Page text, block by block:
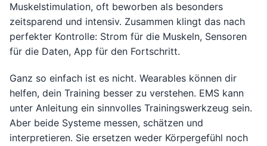
Muskelstimulation, oft beworben als besonders
zeitsparend und intensiv. Zusammen klingt das nach
perfekter Kontrolle: Strom für die Muskeln, Sensoren
für die Daten, App für den Fortschritt.
Ganz so einfach ist es nicht. Wearables können dir
helfen, dein Training besser zu verstehen. EMS kann
unter Anleitung ein sinnvolles Trainingswerkzeug sein.
Aber beide Systeme messen, schätzen und
interpretieren. Sie ersetzen weder Körpergefühl noch